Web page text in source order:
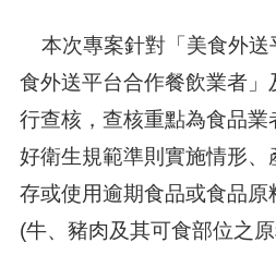
本次專案針對「美食外送
食外送平台合作餐飲業者」
行查核，查核重點為食品業
好衛生規範準則實施情形、
存或使用逾期食品或食品原
(牛、豬肉及其可食部位之